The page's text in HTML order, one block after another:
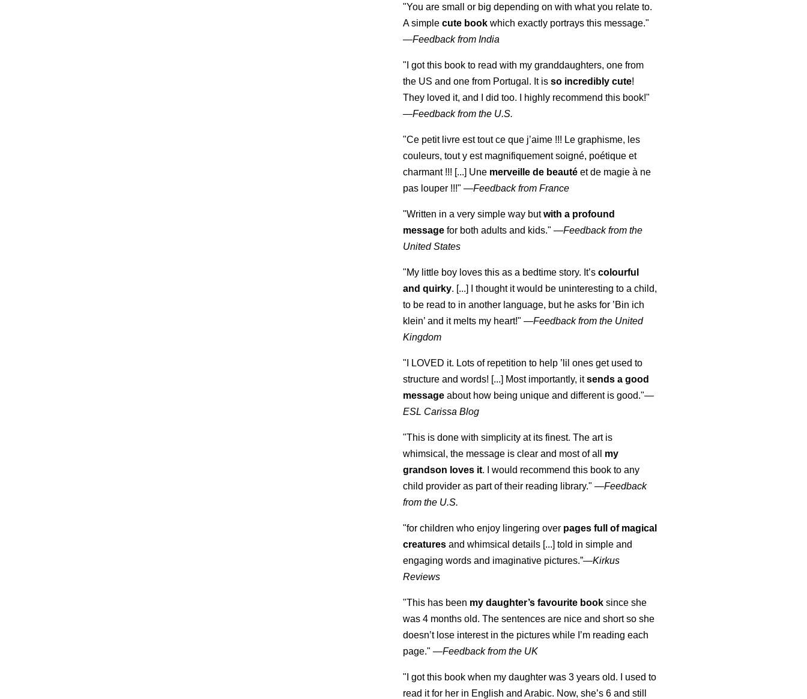
"You are small or big depending on with what you relate to.
A simplecute book which exactly portrays this message."
—Feedback from India
"I got this book to read with my granddaughters, one from
the US and one from Portugal. It isso incredibly cute!
They loved it, and I did too. I highly recommend this book!"
—Feedback from the U.S.
"Ce petit livre est tout ce que j’aime !!! Le graphisme, les
couleurs, tout y est magnifiquement soigné, poétique et
charmant !!! [...] Une merveille de beauté et de magie à ne
pas louper !!!" —Feedback from France
"Written in a very simple way butwith a profound
message for both adults and kids." —Feedback from the
United States
"My little boy loves this as a bedtime story. It’scolourful
and quirky. [...] I thought it would be uninteresting to a child,
to be read to in another language, but he asks for ’Bin ich
klein’ and it melts my heart!" —Feedback from the United
Kingdom
"I LOVED it. Lots of repetition to help ’lil ones get used to
structure and words! [...] Most importantly, itsends a good
message about how being unique and different is good."—
ESL Carissa Blog
"This is done with simplicity at its finest. The art is
whimsical, the message is clear and most of all my
grandson loves it. I would recommend this book to any
child provider as part of their reading library." —Feedback
from the U.S.
"for children who enjoy lingering over pages full of magical
creatures and whimsical details [...] told in simple and
engaging words and imaginative pictures.”—Kirkus
Reviews
"This has been my daughter’s favourite book since she
was 4 months old. The sentences are nice and short so she
doesn’t lose interest in the pictures while I’m reading each
page." —Feedback from the UK
"I got this book when my daughter was 3 years old. I used to
read it for her in English and Arabic. Now, she’s 6 and still